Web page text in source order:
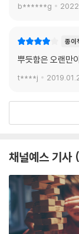
않고, 개인이 지닌 ‘
―「옮긴이 해제」에서
따라서 전통적인
정하지 못하고 사
인(사회계약론에
모두 언젠가 죽는 퇴
이처럼 “가치의 이
연하게 대응할 수
이론을 추구하는 너
의가 아니면서도 절
학적 본질주의도 아
b******g
종이
뿌듯함은 오랜만
t****j
채널예스 기사